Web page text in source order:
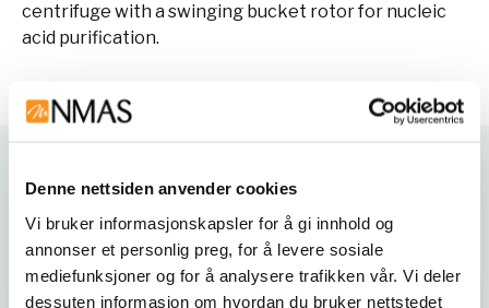
Denne nettsiden anvender cookies
Vi bruker informasjonskapsler for å gi innhold og
annonser et personlig preg, for å levere sosiale
mediefunksjoner og for å analysere trafikken vår. Vi deler
dessuten informasjon om hvordan du bruker nettstedet
centrifuge with a swinging bucket rotor for nucleic
acid purification.
Varianter